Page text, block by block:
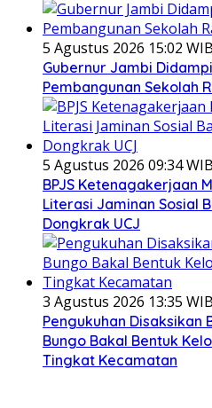
5 Agustus 2026 15:02 WIB
Gubernur Jambi
Pembangunan Sekolah
5 Agustus 2026 09:34 WIB
BPJS Ketenagakerjaan
Literasi Jaminan Sosial
Dongkrak UCJ
3 Agustus 2026 13:35 WIB
Pengukuhan Disaksikan
Bungo Bakal Bentuk
Tingkat Kecamatan